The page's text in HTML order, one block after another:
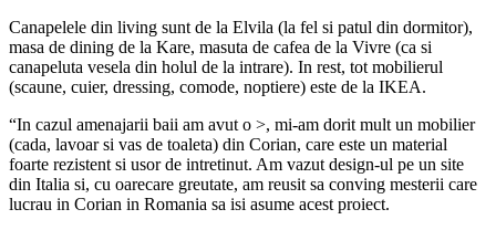
Canapelele din living sunt de la Elvila (la fel si patul din dormitor),
masa de dining de la Kare, masuta de cafea de la Vivre (ca si
canapeluta vesela din holul de la intrare). In rest, tot mobilierul
(scaune, cuier, dressing, comode, noptiere) este de la IKEA.
“In cazul amenajarii baii am avut o >, mi-am dorit mult un mobilier
(cada, lavoar si vas de toaleta) din Corian, care este un material
foarte rezistent si usor de intretinut. Am vazut design-ul pe un site
din Italia si, cu oarecare greutate, am reusit sa conving mesterii care
lucrau in Corian in Romania sa isi asume acest proiect.